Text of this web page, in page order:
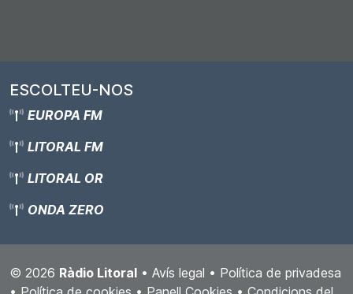
ESCOLTEU-NOS
EUROPA FM
LITORAL FM
LITORAL OR
ONDA ZERO
© 2026 Ràdio Litoral • Avís legal • Política de privadesa